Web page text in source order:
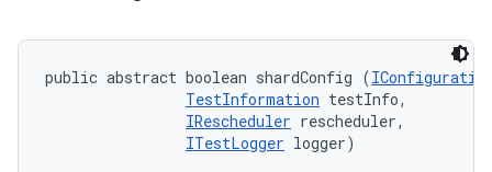
public abstract boolean shardConfig (
TestInformation testInfo,
IRescheduler rescheduler,
ITestLogger logger)